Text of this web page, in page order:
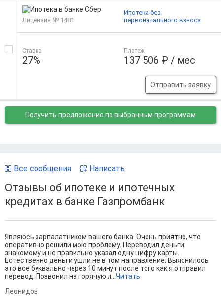
Лицензия № 1481
Ставка
27%
Платеж
137 506 ₽ / мес
Отправить заявку
Ипотека без
первоначального взноса
Получить предложение по выбранным программам
Все сообщения Написать
Отзывы об ипотеке и ипотечных
кредитах в банке Газпромбанк
Являюсь зарпалатником вашего банка. Очень приятно, что
оперативно решили мою проблему. Переводил деньги
знакомому и не правильно указал одну цифру карты.
Естественно деньги ушли не в том направление. Выяснилось
это все буквально через 10 минут после того как я отправил
перевод. Позвонил на горячую л...Читать
Леонидов